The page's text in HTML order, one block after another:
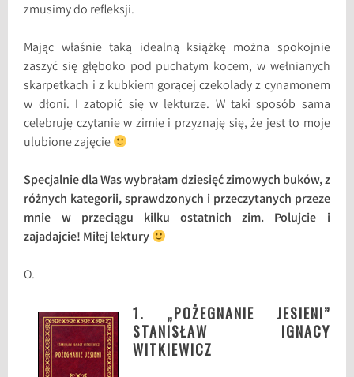
zmusimy do refleksji.
Mając właśnie taką idealną książkę można spokojnie
zaszyć się głęboko pod puchatym kocem, w wełnianych
skarpetkach i z kubkiem gorącej czekolady z cynamonem
w dłoni. I zatopić się w lekturze. W taki sposób sama
celebruję czytanie w zimie i przyznaję się, że jest to moje
ulubione zajęcie
Specjalnie dla Was wybrałam dziesięć zimowych buków, z
różnych kategorii, sprawdzonych i przeczytanych przeze
mnie w przeciągu kilku ostatnich zim. Polujcie i
zajadajcie! Miłej lektury
O.
1. „POŻEGNANIE JESIENI”
STANISŁAW IGNACY
WITKIEWICZ